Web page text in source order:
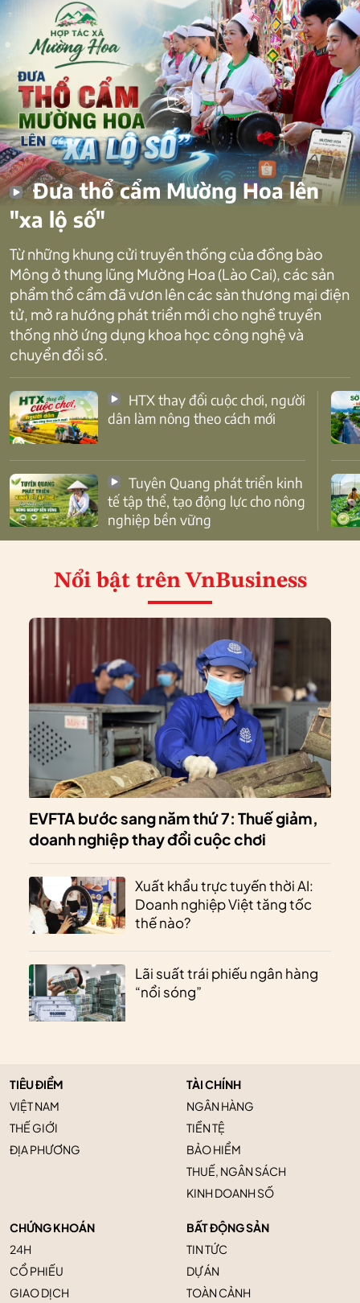
Đưa thổ cẩm Mường Hoa lên
"xa lộ số"
Từ những khung cửi truyền thống của đồng bào
Mông ở thung lũng Mường Hoa (Lào Cai), các sản
phẩm thổ cẩm đã vươn lên các sàn thương mại điện
tử, mở ra hướng phát triển mới cho nghề truyền
thống nhờ ứng dụng khoa học công nghệ và
chuyển đổi số.
dân làm nông theo cách mới
tế tập thể, tạo động lực cho nông
nghiệp bền vững
Nổi bật trên VnBusiness
EVFTA bước sang năm thứ 7: Thuế giảm,
doanh nghiệp thay đổi cuộc chơi
Xuất khẩu trực tuyến thời AI:
Doanh nghiệp Việt tăng tốc
thế nào?
Lãi suất trái phiếu ngân hàng
“nổi sóng”
TIÊU ĐIỂM
VIỆT NAM
THẾ GIỚI
ĐỊA PHƯƠNG
TÀI CHÍNH
NGÂN HÀNG
TIỀN TỆ
BẢO HIỂM
THUẾ, NGÂN SÁCH
KINH DOANH SỐ
CHỨNG KHOÁN
24H
CỔ PHIẾU
GIAO DỊCH
BẤT ĐỘNG SẢN
TIN TỨC
DỰ ÁN
TOÀN CẢNH